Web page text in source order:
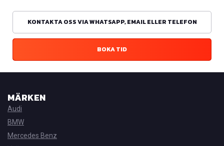
KONTAKTA OSS VIA WHATSAPP, EMAIL ELLER TELEFON
BOKA TID
MÄRKEN
Audi
BMW
Mercedes Benz